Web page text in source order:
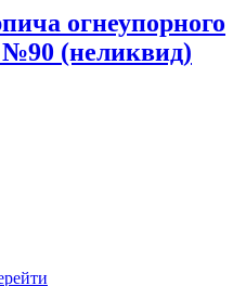
огнеупорного
(неликвид)